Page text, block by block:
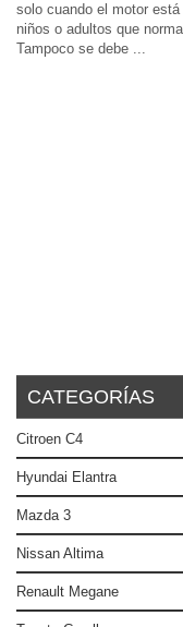
solo cuando el motor
niños o adultos que
Tampoco se debe ...
CATEGORÍAS
Citroen C4
Hyundai Elantra
Mazda 3
Nissan Altima
Renault Megane